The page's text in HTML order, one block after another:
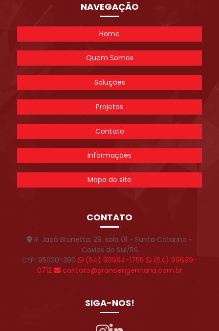
NAVEGAÇÃO
Home
Quem Somos
Soluções
Projetos
Contato
Informações
Mapa do site
CONTATO
R. Jacó Brunetta, 29, sala 01 - Santa Catarina -
Caxias do Sul/RS
CEP: 95030-390
(54) 99994-1755
(54) 99699-
0712
contato@granoengenharia.com.br
SIGA-NOS!